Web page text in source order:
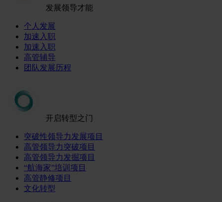
发展领导才能
个人发展
加速入职
加速入职
高管辅导
团队发展历程
开启转型之门
突破性领导力发展项目
高管领导力突破项目
高管领导力发掘项目
“航海家”培训项目
高管静修项目
文化转型